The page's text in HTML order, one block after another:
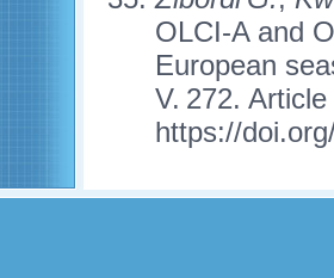
OLCI-A and
European
V. 272. Article
https://